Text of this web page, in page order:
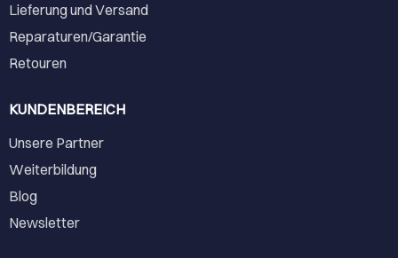
Lieferung und Versand
Reparaturen/Garantie
Retouren
KUNDENBEREICH
Unsere Partner
Weiterbildung
Blog
Newsletter